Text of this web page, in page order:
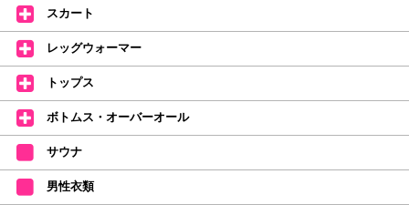
【ミルバ インスタグラム】←ここをクリック♪
皆さまのダンスライフをサポートできるようなさまざまな商品をご紹介して
おります。
【新商品はこちらから】 ←ここをクリック♪
スカート
レッグウォーマー
トップス
ボトムス・オーバーオール
サウナ
男性衣類